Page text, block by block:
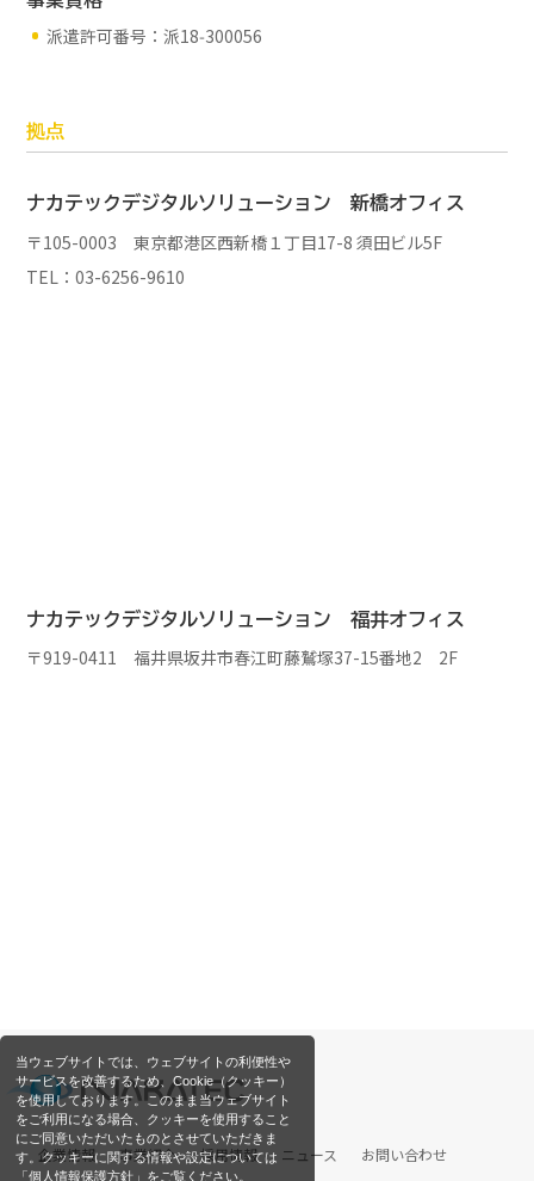
当ウェブサイトでは、ウェブサイトの利便性や
サービスを改善するため、Cookie（クッキー）
を使用しております。このまま当ウェブサイト
をご利用になる場合、クッキーを使用すること
にご同意いただいたものとさせていただきま
す。クッキーに関する情報や設定については
「個人情報保護方針」をご覧ください。
派遣許可番号：派18‑300056
拠点
ナカテックデジタルソリューション新橋オフィス
〒105-0003 東京都港区西新橋１丁目17-8 須田ビル5F
TEL：03-6256-9610
ナカテックデジタルソリューション福井オフィス
〒919-0411 福井県坂井市春江町藤鷲塚37-15番地2 2F
企業情報 事業紹介 採用情報 ニュース お問い合わせ